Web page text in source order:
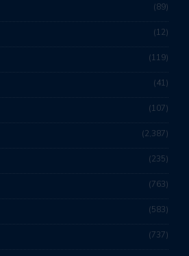
89
12
119
41
107
2,387
235
763
583
737